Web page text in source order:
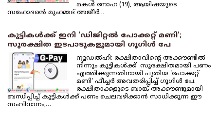
മകള്‍ നോഹ (19), ആയിഷയുടെ
സഹോദരന്‍ മുഹമ്മദ് അജീര്‍…
കുട്ടികള്‍ക്ക് ഇനി 'ഡിജിറ്റല്‍ പോക്കറ്റ് മണി';
സുരക്ഷിത ഇടപാടുകളുമായി ഗൂഗിള്‍ പേ
ന്യൂഡല്‍ഹി: രക്ഷിതാവിന്റെ അക്കൗണ്ടില്‍
നിന്നും കുട്ടികള്‍ക്ക് സുരക്ഷിതമായി പണം
എത്തിക്കുന്നതിനായി പുതിയ 'പോക്കറ്റ്
മണി' ഫീച്ചര്‍ അവതരിപ്പിച്ച് ഗൂഗിള്‍ പേ.
രക്ഷിതാക്കളുടെ ബാങ്ക് അക്കൗണ്ടുമായി
ബന്ധിപ്പിച്ച് കുട്ടികള്‍ക്ക് പണം ചെലവഴിക്കാന്‍ സാധിക്കുന്ന ഈ
സംവിധാനം,…